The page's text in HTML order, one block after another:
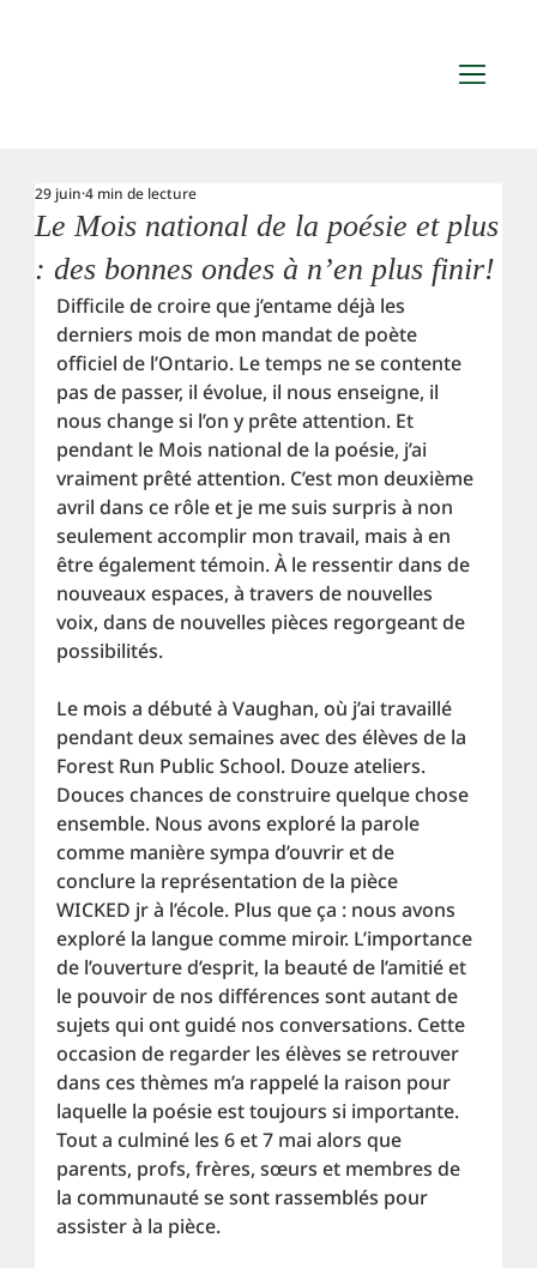
Le Mois national de la poésie et plus
: des bonnes ondes à n’en plus finir!
29 juin 4 min de lecture
Difficile de croire que j’entame déjà les
derniers mois de mon mandat de poète
officiel de l’Ontario. Le temps ne se contente
pas de passer, il évolue, il nous enseigne, il
nous change si l’on y prête attention. Et
pendant le Mois national de la poésie, j’ai
vraiment prêté attention. C’est mon deuxième
avril dans ce rôle et je me suis surpris à non
seulement accomplir mon travail, mais à en
être également témoin. À le ressentir dans de
nouveaux espaces, à travers de nouvelles
voix, dans de nouvelles pièces regorgeant de
possibilités.
Le mois a débuté à Vaughan, où j’ai travaillé
pendant deux semaines avec des élèves de la
Forest Run Public School. Douze ateliers.
Douces chances de construire quelque chose
ensemble. Nous avons exploré la parole
comme manière sympa d’ouvrir et de
conclure la représentation de la pièce
WICKED jr à l’école. Plus que ça : nous avons
exploré la langue comme miroir. L’importance
de l’ouverture d’esprit, la beauté de l’amitié et
le pouvoir de nos différences sont autant de
sujets qui ont guidé nos conversations. Cette
occasion de regarder les élèves se retrouver
dans ces thèmes m’a rappelé la raison pour
laquelle la poésie est toujours si importante.
Tout a culminé les 6 et 7 mai alors que
parents, profs, frères, sœurs et membres de
la communauté se sont rassemblés pour
assister à la pièce.